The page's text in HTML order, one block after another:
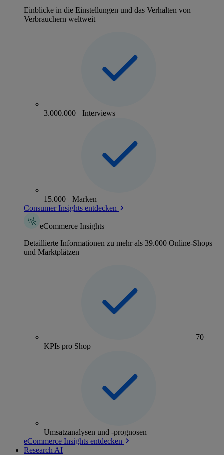
Einblicke in die Einstellungen und das Verhalten von
Verbrauchern weltweit
3.000.000+ Interviews
15.000+ Marken
Consumer Insights entdecken
eCommerce Insights
Detaillierte Informationen zu mehr als 39.000 Online-Shops
und Marktplätzen
70+
KPIs pro Shop
Umsatzanalysen und -prognosen
eCommerce Insights entdecken
Research AI